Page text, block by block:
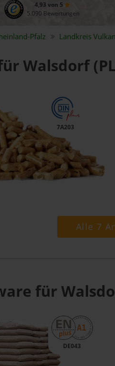
4,93 von 5
5.090 Bewertungen
Pfalz Landkreis
Walsdorf
7A203
Alle 7
für
DE043